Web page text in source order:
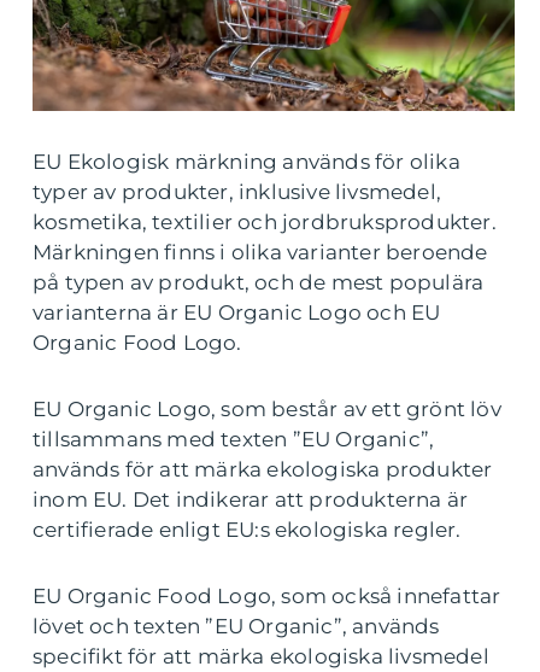
EU Ekologisk märkning används för olika
typer av produkter, inklusive livsmedel,
kosmetika, textilier och jordbruksprodukter.
Märkningen finns i olika varianter beroende
på typen av produkt, och de mest populära
varianterna är EU Organic Logo och EU
Organic Food Logo.
EU Organic Logo, som består av ett grönt löv
tillsammans med texten ”EU Organic”,
används för att märka ekologiska produkter
inom EU. Det indikerar att produkterna är
certifierade enligt EU:s ekologiska regler.
EU Organic Food Logo, som också innefattar
lövet och texten ”EU Organic”, används
specifikt för att märka ekologiska livsmedel